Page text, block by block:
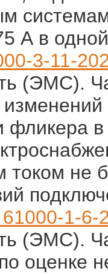
А в
3-11-
(ЭМС).
фликера
током не
1-6-
(ЭМС).
оценке